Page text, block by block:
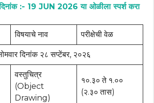
:- 19 JUN 2026 या ओळीला स्पर्श करा
विषयाचे नाव परीक्षेची वेळ
दिनांक २८ सप्टेंबर, २०२६
वस्तुचित्र
(Object
Drawing)
१०.३० ते १.००
(२.३० तास)